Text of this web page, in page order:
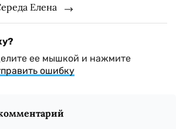
Елена
ее мышкой и нажмите
ошибку